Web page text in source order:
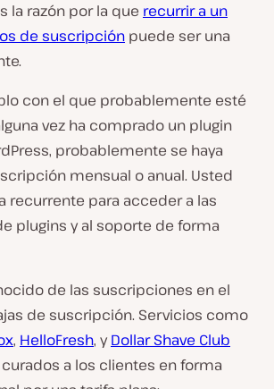
la razón por la que recurrir a un
de suscripción puede ser una
con el que probablemente esté
vez ha comprado un plugin
probablemente se haya
mensual o anual. Usted
recurrente para acceder a las
plugins y al soporte de forma
de las suscripciones en el
de suscripción. Servicios como
, HelloFresh, yDollar Shave Club
a los clientes en forma